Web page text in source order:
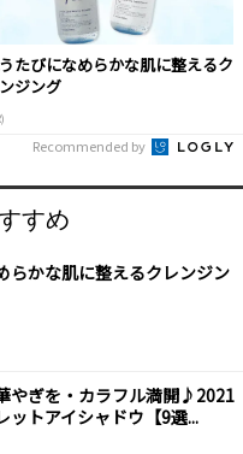
たびになめらかな肌に整えるク
ジング
Recommended by
すめ
らかな肌に整えるクレンジン
やぎを・カラフル満開♪2021
ットアイシャドウ【9選...